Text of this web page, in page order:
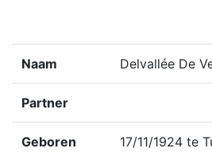
Naam Delvallée De
Partner
Geboren 17/11/1924 te